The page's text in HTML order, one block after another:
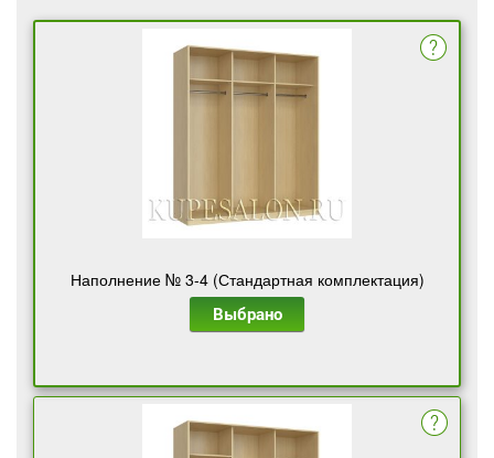
Наполнение № 3-4 (Стандартная комплектация)
Выбрано